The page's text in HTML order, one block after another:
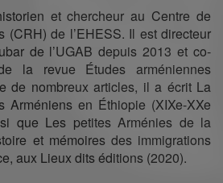
et chercheur au Centre de
(CRH) de l’EHESS. Il est directeur
de l’UGAB depuis 2013 et co-
la revue Études arméniennes
de nombreux articles, il a écrit La
Arméniens en Éthiopie (XIXe-XXe
que Les petites Arménies de la
et mémoires des immigrations
aux Lieux dits éditions (2020).